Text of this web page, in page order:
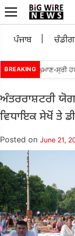
ਪੰਜਾਬ
BREAKINGਵਲੋ ਘੁਮਾਣ-ਸ੍ਰੀ
ਅੰਤਰਰਾਸ਼ਟਰੀ
ਵਿਧਾਇਕ ਸੇਖੋਂ ਤੇ
Posted on June 21,